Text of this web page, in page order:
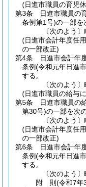
(日進市職員の育児
第3条
日進市職員の
条例第1号)の一部を
〔次のよう〕
(日進市会計年度任
の一部改正)
第4条
日進市会計年
条例(令和元年日進
する。
〔次のよう〕
(日進市職員の給与
第5条
日進市職員の
第30号)の一部を次
〔次のよう〕
(日進市会計年度任
の一部改正)
第6条
日進市会計年
条例(令和元年日進
する。
〔次のよう〕
附 則(令和7年